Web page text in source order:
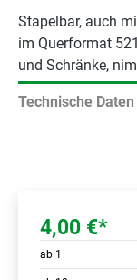
Stapelbar, auch
im Querformat
und Schränke,
Technische Daten
4,00 €*
ab 1